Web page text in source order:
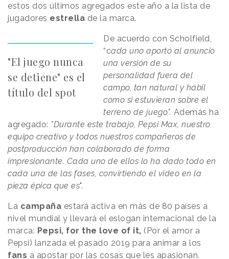
estos dos últimos agregados este año a la lista de
jugadores estrella de la marca.
"El juego nunca
se detiene" es el
título del spot
De acuerdo con Scholfield,
“cada uno aportó al anuncio
una versión de su
personalidad fuera del
campo, tan natural y hábil
como si estuvieran sobre el
terreno de juego". Además ha
agregado: "Durante este trabajo, Pepsi Max, nuestro
equipo creativo y todos nuestros compañeros de
postproducción han colaborado de forma
impresionante. Cada uno de ellos lo ha dado todo en
cada una de las fases, convirtiendo el video en la
pieza épica que es".
La campaña estará activa en más de 80 países a
nivel mundial y llevará el eslogan internacional de la
marca: Pepsi, for the love of it, (Por el amor a
Pepsi) lanzada el pasado 2019 para animar a los
fans a apostar por las cosas que les apasionan.